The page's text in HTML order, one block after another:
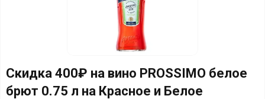
Скидка 400₽ на вино PROSSIMO белое
брют 0.75 л на Красное и Белое